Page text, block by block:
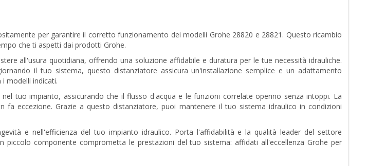
per garantire il corretto funzionamento dei modelli Grohe 28820 e 28821. Questo ricambio
che ti aspetti dai prodotti Grohe.
all'usura quotidiana, offrendo una soluzione affidabile e duratura per le tue necessità idrauliche.
il tuo sistema, questo distanziatore assicura un'installazione semplice e un adattamento
modelli indicati.
tuo impianto, assicurando che il flusso d'acqua e le funzioni correlate operino senza intoppi. La
eccezione. Grazie a questo distanziatore, puoi mantenere il tuo sistema idraulico in condizioni
e nell'efficienza del tuo impianto idraulico. Porta l'affidabilità e la qualità leader del settore
componente comprometta le prestazioni del tuo sistema: affidati all'eccellenza Grohe per